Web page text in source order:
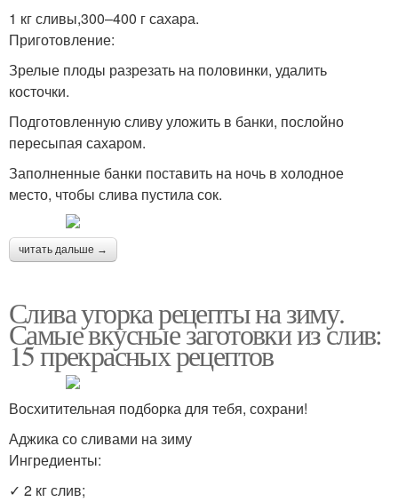
1 кг сливы,300–400 г сахара.
Приготовление:
Зрелые плоды разрезать на половинки, удалить
косточки.
Подготовленную сливу уложить в банки, послойно
пересыпая сахаром.
Заполненные банки поставить на ночь в холодное
место, чтобы слива пустила сок.
читать дальше →
Слива угорка рецепты на зиму.
Самые вкусные заготовки из слив:
15 прекрасных рецептов
Восхитительная подборка для тебя, сохрани!
Аджика со сливами на зиму
Ингредиенты:
✓ 2 кг слив;